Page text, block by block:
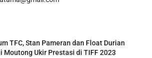
TFC, Stan Pameran dan Float Durian
Moutong Ukir Prestasi di TIFF 2023